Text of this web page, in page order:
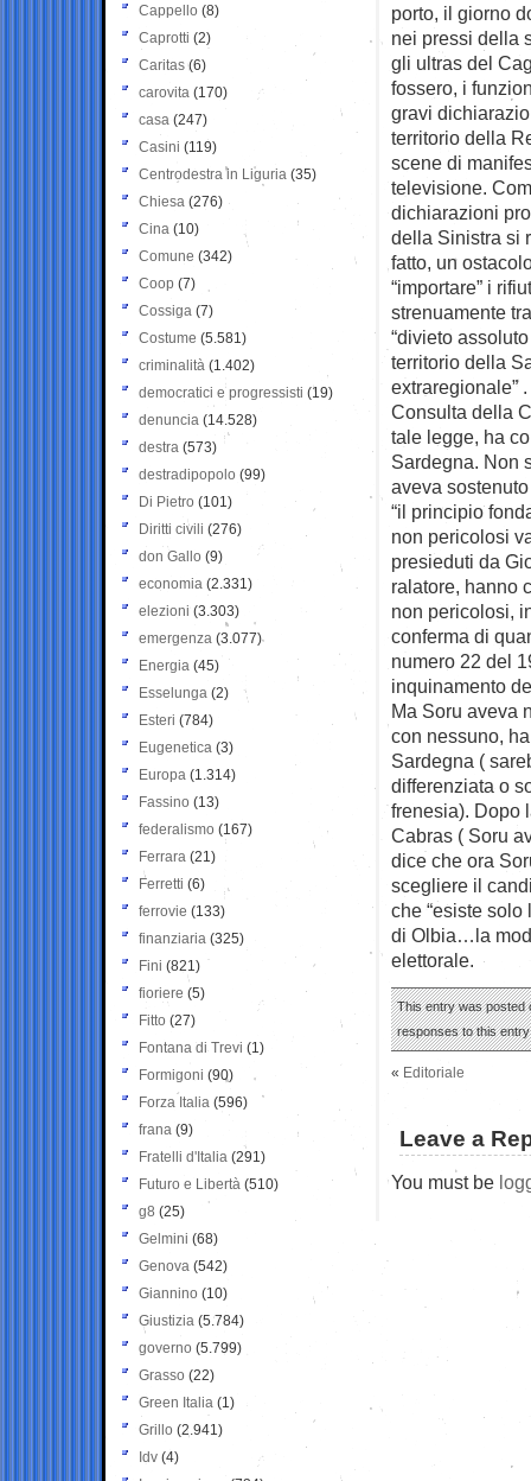
porto, il giorno
nei pressi della
gli ultras del
fossero, i
gravi
territorio della
scene di
televisione.
dichiarazioni
della Sinistra si
fatto, un
“importare” i
strenuamente
“divieto
territorio della
extraregionale”
Consulta della
tale legge, ha
Sardegna. Non
aveva
“il principio
non pericolosi
presieduti da
ralatore, hanno
non pericolosi,
conferma di
numero 22 del
inquinamento
Ma Soru aveva
con nessuno,
Sardegna (
differenziata o
frenesia). Dopo
Cabras ( Soru
dice che ora
scegliere il
che “esiste
di Olbia…la
elettorale.
This entry was posted
responses to this
« Editoriale
Leave a
You must be
Cappello (8)
Caprotti (2)
Caritas (6)
carovita (170)
casa (247)
Casini (119)
Centrodestra in Liguria (35)
Chiesa (276)
Cina (10)
Comune (342)
Coop (7)
Cossiga (7)
Costume (5.581)
criminalità (1.402)
democratici e progressisti (19)
denuncia (14.528)
destra (573)
destradipopolo (99)
Di Pietro (101)
Diritti civili (276)
don Gallo (9)
economia (2.331)
elezioni (3.303)
emergenza (3.077)
Energia (45)
Esselunga (2)
Esteri (784)
Eugenetica (3)
Europa (1.314)
Fassino (13)
federalismo (167)
Ferrara (21)
Ferretti (6)
ferrovie (133)
finanziaria (325)
Fini (821)
fioriere (5)
Fitto (27)
Fontana di Trevi (1)
Formigoni (90)
Forza Italia (596)
frana (9)
Fratelli d'Italia (291)
Futuro e Libertà (510)
g8 (25)
Gelmini (68)
Genova (542)
Giannino (10)
Giustizia (5.784)
governo (5.799)
Grasso (22)
Green Italia (1)
Grillo (2.941)
Idv (4)